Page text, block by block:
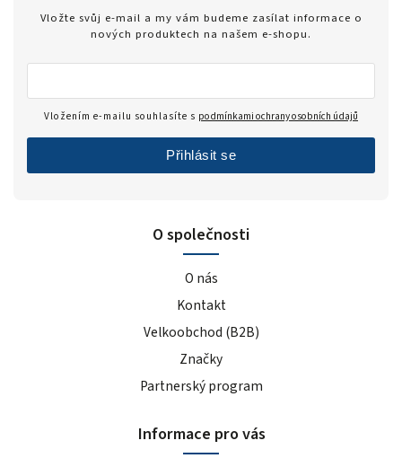
O společnosti
O nás
Kontakt
Velkoobchod (B2B)
Značky
Partnerský program
Informace pro vás
Vložte svůj e-mail a my vám budeme zasílat informace o
nových produktech na našem e-shopu.
Vložením e-mailu souhlasíte s podmínkami ochrany osobních údajů
Přihlásit se